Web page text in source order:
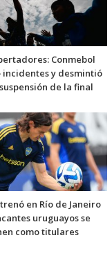
Conmebol
y desmintió
de la final
en Río de Janeiro
uruguayos se
como titulares